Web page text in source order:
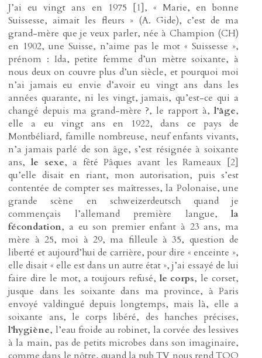
J’ai eu vingt ans en 1975 [1], « Marie, en bonne
Suissesse, aimait les fleurs » (A. Gide), c’est de ma
grand-mère que je veux parler, née à Champion (CH)
en 1902, une Suisse, n’aime pas le mot « Suissesse »,
prénom : Ida, petite femme d’un mètre soixante, à
nous deux on couvre plus d’un siècle, et pourquoi moi
n’ai jamais eu envie d’avoir eu vingt ans dans les
années quarante, ni les vingt, jamais, qu’est-ce qui a
changé depuis ma grand-mère ?, le rapport à, l’âge,
elle a eu vingt ans en 1922, dans ce pays de
Montbéliard, famille nombreuse, neuf enfants vivants,
n’a jamais parlé de son âge, s’est résignée à soixante
ans, le sexe, a fêté Pâques avant les Rameaux [2]
qu’elle disait en riant, mon autorisation, puis s’est
contentée de compter ses maîtresses, la Polonaise, une
grande scène en schweizerdeutsch quand je
commençais l’allemand première langue, la
fécondation, a eu son premier enfant à 23 ans, ma
mère à 25, moi à 29, ma filleule à 35, question de
liberté et aujourd’hui de carrière, pour dire « enceinte »,
elle disait « elle est dans un autre état », j’ai essayé de lui
faire dire le mot, a toujours refusé, le corps, le corset,
jusque dans les soixante dans ma province, à Paris
envoyé valdingué depuis longtemps, mais là, elle a
soixante ans, le corps libéré, des hanches précises,
l’hygiène, l’eau froide au robinet, la corvée des lessives
à la main, pas de petits microbes dans son imaginaire,
comme dans le nôtre, quand la pub TV nous rend TOQ